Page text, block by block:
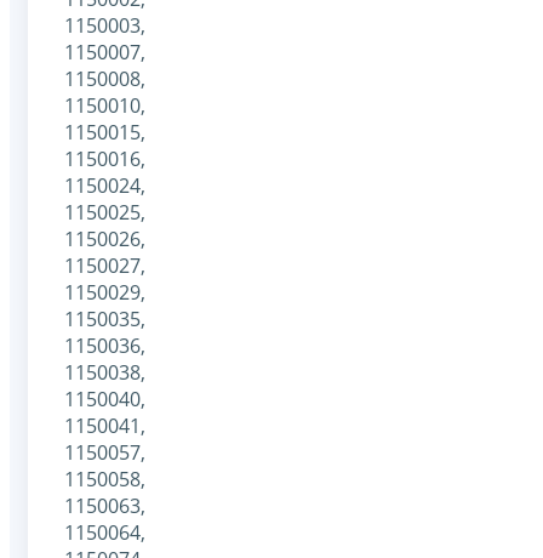
1150003,
1150007,
1150008,
1150010,
1150015,
1150016,
1150024,
1150025,
1150026,
1150027,
1150029,
1150035,
1150036,
1150038,
1150040,
1150041,
1150057,
1150058,
1150063,
1150064,